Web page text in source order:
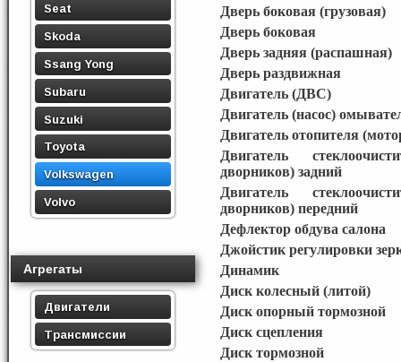
Seat
Skoda
Ssang Yong
Subaru
Suzuki
Toyota
Volkswagen
Volvo
Агрегаты
Двигатели
Трансмиссии
Дверь боковая (грузовая)
Дверь боковая
Дверь задняя (распашная)
Дверь раздвижная
Двигатель (ДВС)
Двигатель (насос)
Двигатель отопителя
Двигатель
дворников) задний
Двигатель
дворников) передний
Дефлектор обдува салона
Джойстик регулировки
Динамик
Диск колесный (литой)
Диск опорный тормозной
Диск сцепления
Диск тормозной